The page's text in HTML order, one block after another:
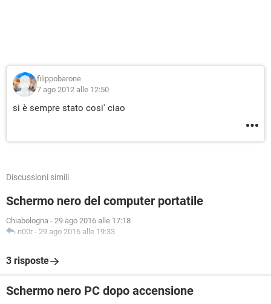
filippobarone
7 ago 2012 alle 12:50
si è sempre stato cosi' ciao
Discussioni simili
Schermo nero del computer portatile
Chiabologna - 29 ago 2016 alle 17:18
n00r - 29 ago 2016 alle 19:33
3 risposte
Schermo nero PC dopo accensione